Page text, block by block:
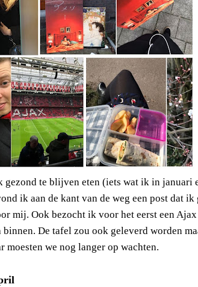
te blijven eten (iets wat ik in januari
ik aan de kant van de weg een post dat ik
mij. Ook bezocht ik voor het eerst een
De tafel zou ook geleverd worden
moesten we nog langer op wachten.